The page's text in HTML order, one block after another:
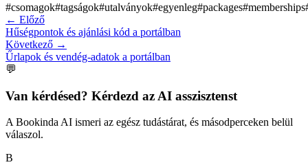
#csomagok#tagságok#utalványok#egyenleg#packages#memberships
← Előző
Hűségpontok és ajánlási kód a portálban
Következő →
Űrlapok és vendég-adatok a portálban
💬
Van kérdésed? Kérdezd az AI asszisztenst
A Bookinda AI ismeri az egész tudástárat, és másodperceken belül
válaszol.
B